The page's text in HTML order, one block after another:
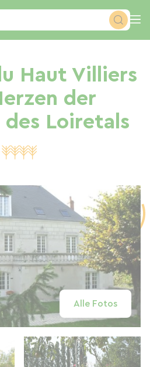
Haut Villiers
der
des Loiretals
Alle Fotos